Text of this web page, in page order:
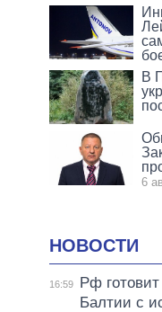
В
6
НОВОСТИ
16:59
Рф
Балтии с